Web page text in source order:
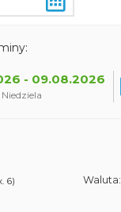
- 09.08.2026
6) Waluta: